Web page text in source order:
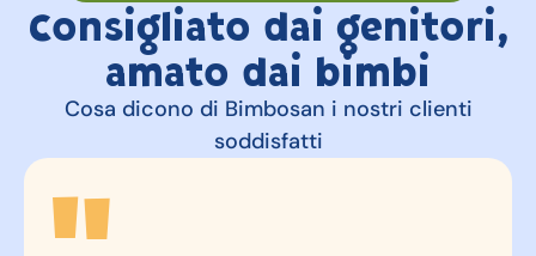
Consigliato dai genitori,
amato dai bimbi
Cosa dicono di Bimbosan i nostri clienti
soddisfatti